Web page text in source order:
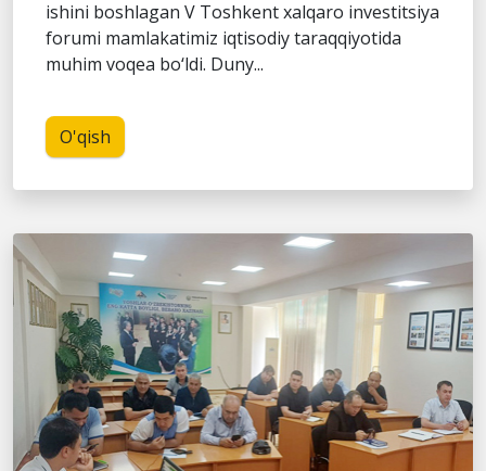
ishini boshlagan V Toshkent xalqaro investitsiya
forumi mamlakatimiz iqtisodiy taraqqiyotida
muhim voqea bo‘ldi. Duny...
O'qish